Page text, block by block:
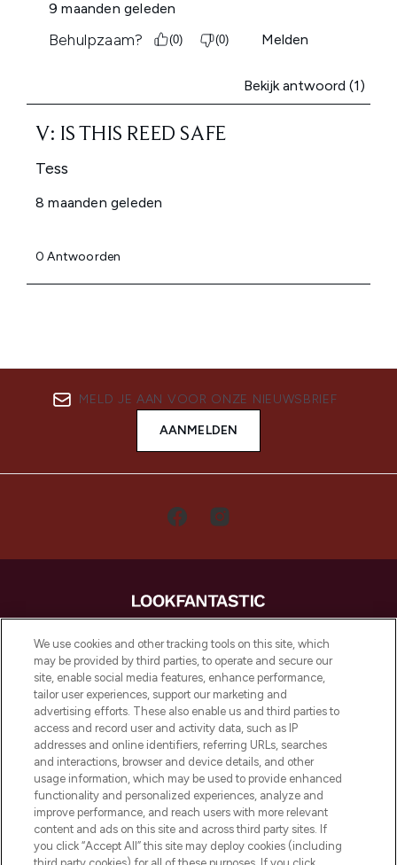
MELD JE AAN VOOR ONZE NIEUWSBRIEF
AANMELDEN
LOOKFANTASTIC is de ultieme online
beautybestemming van Europa, met de
beste huidverzorging, haarproducten en
make-up van meer dan 200 topmerken.
Shop online of via de app, met gratis
verzending vanaf €40.
Cookie-toestemming
Do Not Sell or Share My Personal
Information
HELP & INFORMATIE
We use cookies and other tracking tools on this site, which
may be provided by third parties, to operate and secure our
site, enable social media features, enhance performance,
tailor user experiences, support our marketing and
advertising efforts. These also enable us and third parties to
access and record user and activity data, such as IP
addresses and online identifiers, referring URLs, searches
and interactions, browser and device details, and other
usage information, which may be used to provide enhanced
functionality and personalized experiences, analyze and
improve performance, and reach users with more relevant
content and ads on this site and across third party sites. If
you click “Accept All” this site may deploy cookies (including